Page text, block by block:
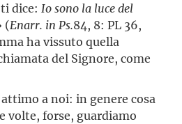
dice: Io sono la luce del
(Enarr. in Ps.84, 8: PL 36,
ha vissuto quella
del Signore, come
a noi: in genere cosa
volte, forse, guardiamo